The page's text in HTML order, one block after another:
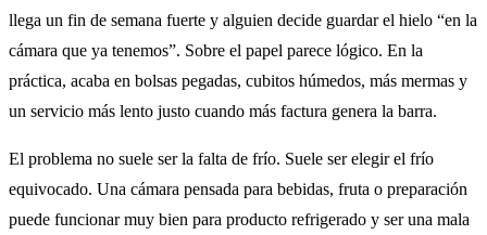
llega un fin de semana fuerte y alguien decide guardar el hielo “en la
cámara que ya tenemos”. Sobre el papel parece lógico. En la
práctica, acaba en bolsas pegadas, cubitos húmedos, más mermas y
un servicio más lento justo cuando más factura genera la barra.
El problema no suele ser la falta de frío. Suele ser elegir el frío
equivocado. Una cámara pensada para bebidas, fruta o preparación
puede funcionar muy bien para producto refrigerado y ser una mala